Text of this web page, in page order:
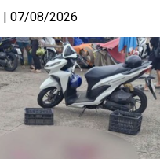
07/08/2026